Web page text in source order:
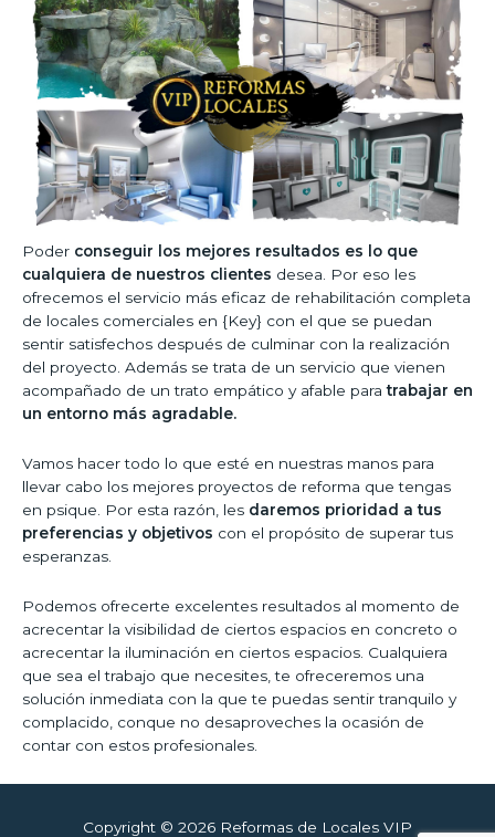
Poder conseguir los mejores resultados es lo que
cualquiera de nuestros clientes desea. Por eso les
ofrecemos el servicio más eficaz de rehabilitación completa
de locales comerciales en {Key} con el que se puedan
sentir satisfechos después de culminar con la realización
del proyecto. Además se trata de un servicio que vienen
acompañado de un trato empático y afable paratrabajar en
un entorno más agradable.
Vamos hacer todo lo que esté en nuestras manos para
llevar cabo los mejores proyectos de reforma que tengas
en psique. Por esta razón, les daremos prioridad a tus
preferencias y objetivos con el propósito de superar tus
esperanzas.
Podemos ofrecerte excelentes resultados al momento de
acrecentar la visibilidad de ciertos espacios en concreto o
acrecentar la iluminación en ciertos espacios. Cualquiera
que sea el trabajo que necesites, te ofreceremos una
solución inmediata con la que te puedas sentir tranquilo y
complacido, conque no desaproveches la ocasión de
contar con estos profesionales.
Copyright © 2026 Reformas de Locales VIP